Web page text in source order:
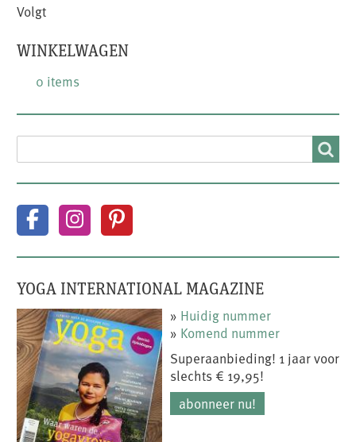
Volgt
WINKELWAGEN
0 items
YOGA INTERNATIONAL MAGAZINE
» Huidig nummer
» Komend nummer
Superaanbieding! 1 jaar voor
slechts € 19,95!
abonneer nu!